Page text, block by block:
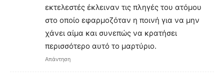
εκτελεστές έκλειναν τις πληγές του ατόμου
στο οποίο εφαρμοζόταν η ποινή για να μην
χάνει αίμα και συνεπώς να κρατήσει
περισσότερο αυτό το μαρτύριο.
Απάντηση